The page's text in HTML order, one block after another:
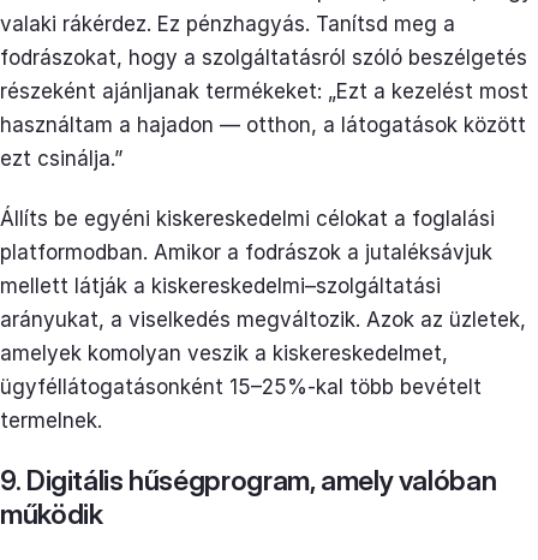
valaki rákérdez. Ez pénzhagyás. Tanítsd meg a
fodrászokat, hogy a szolgáltatásról szóló beszélgetés
részeként ajánljanak termékeket: „Ezt a kezelést most
használtam a hajadon — otthon, a látogatások között
ezt csinálja.”
Állíts be egyéni kiskereskedelmi célokat a foglalási
platformodban. Amikor a fodrászok a jutaléksávjuk
mellett látják a kiskereskedelmi–szolgáltatási
arányukat, a viselkedés megváltozik. Azok az üzletek,
amelyek komolyan veszik a kiskereskedelmet,
ügyféllátogatásonként 15–25%-kal több bevételt
termelnek.
9. Digitális hűségprogram, amely valóban
működik